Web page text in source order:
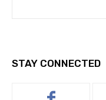
STAY CONNECTED